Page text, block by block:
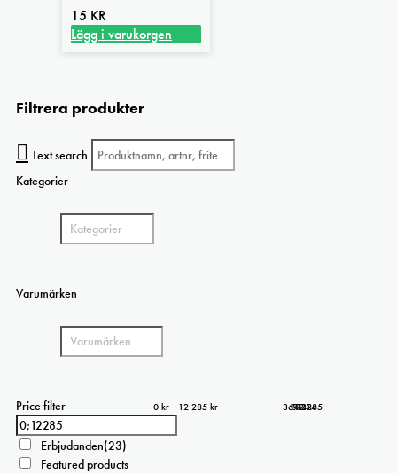
15 KR
Lägg i varukorgen
Filtrera produkter
Text search
Kategorier
Varumärken
Price filter 0 kr 12 285 kr 0
3 071
6 143
9 214
12 285
Erbjudanden(23)
Featured products